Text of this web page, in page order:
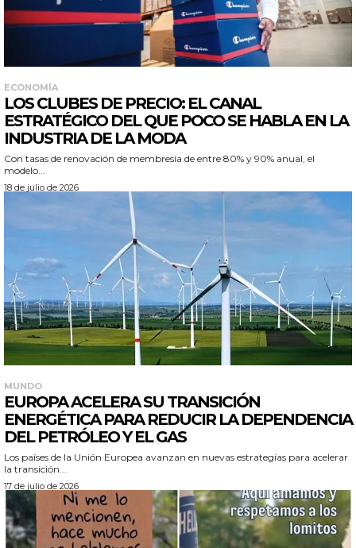
ECONOMÍA
LOS CLUBES DE PRECIO: EL CANAL
ESTRATÉGICO DEL QUE POCO SE HABLA EN LA
INDUSTRIA DE LA MODA
Con tasas de renovación de membresía de entre 80% y 90% anual, el
modelo...
18 de julio de 2026
MUNDO
EUROPA ACELERA SU TRANSICIÓN
ENERGÉTICA PARA REDUCIR LA DEPENDENCIA
DEL PETRÓLEO Y EL GAS
Los países de la Unión Europea avanzan en nuevas estrategias para acelerar
la transición...
17 de julio de 2026